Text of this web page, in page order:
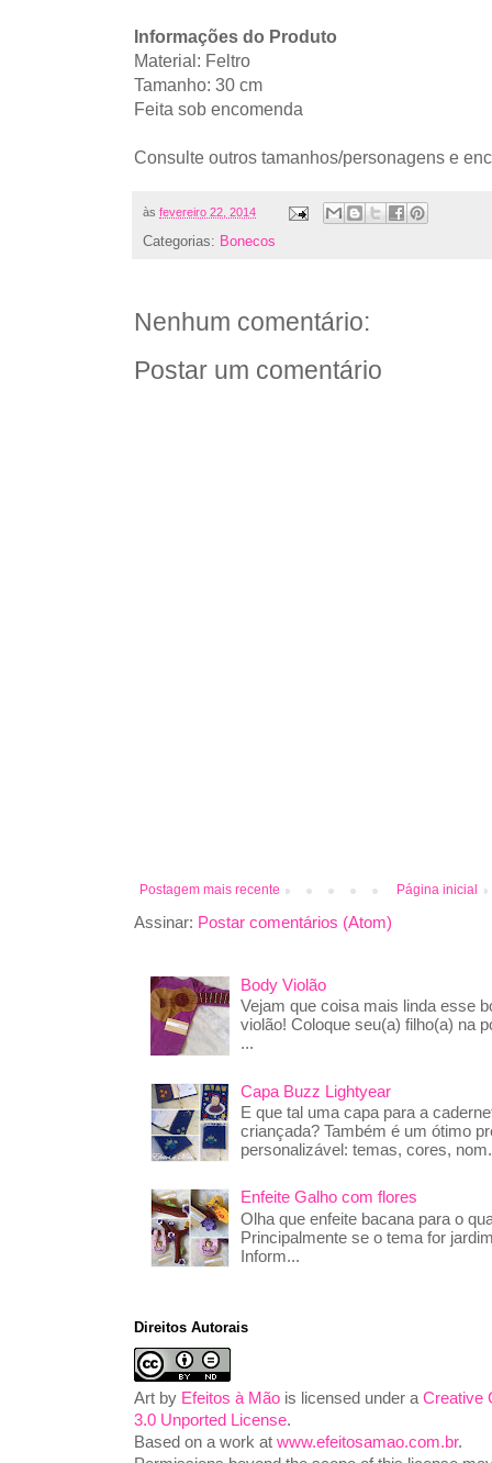
Informações do Produto
Material: Feltro
Tamanho: 30 cm
Feita sob encomenda
Consulte outros tamanhos/personagens e
às fevereiro 22, 2014
Categorias: Bonecos
Nenhum comentário:
Postar um comentário
Postagem mais recente Página inicial
Assinar: Postar comentários (Atom)
Body Violão
Vejam que coisa mais linda esse
violão! Coloque seu(a) filho(a) na
...
Capa Buzz Lightyear
E que tal uma capa para a
criançada? Também é um ótimo
personalizável: temas, cores,
Enfeite Galho com flores
Olha que enfeite bacana para o
Principalmente se o tema for
Inform...
Direitos Autorais
Art by Efeitos à Mão is licensed under a Creative
3.0 Unported License.
Based on a work at www.efeitosamao.com.br.